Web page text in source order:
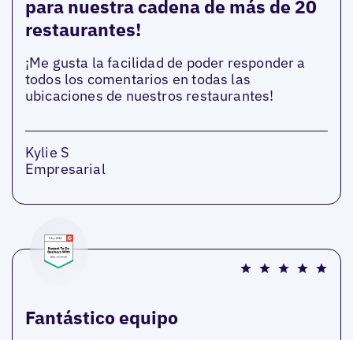
para nuestra cadena de más de 20
restaurantes!
¡Me gusta la facilidad de poder responder a
todos los comentarios en todas las
ubicaciones de nuestros restaurantes!
Kylie S
Empresarial
Fantástico equipo